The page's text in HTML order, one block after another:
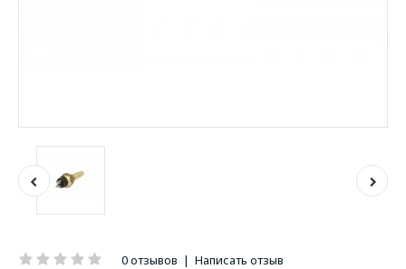
0 отзывов | Написать отзыв